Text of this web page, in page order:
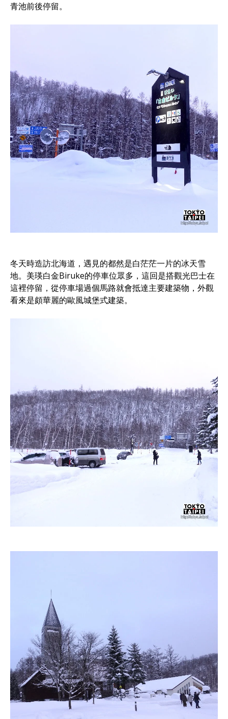
青池前後停留。
冬天時造訪北海道，遇見的都然是白茫茫一片的冰天雪
地。美瑛白金Biruke的停車位眾多，這回是搭觀光巴士在
這裡停留，從停車場過個馬路就會抵達主要建築物，外觀
看來是頗華麗的歐風城堡式建築。